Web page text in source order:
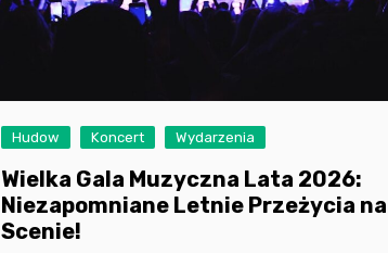
Hudow Koncert Wydarzenia
Wielka Gala Muzyczna Lata 2026:
Niezapomniane Letnie Przeżycia na
Scenie!